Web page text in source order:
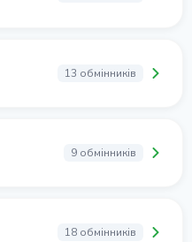
13 обмінників
9 обмінників
18 обмінників